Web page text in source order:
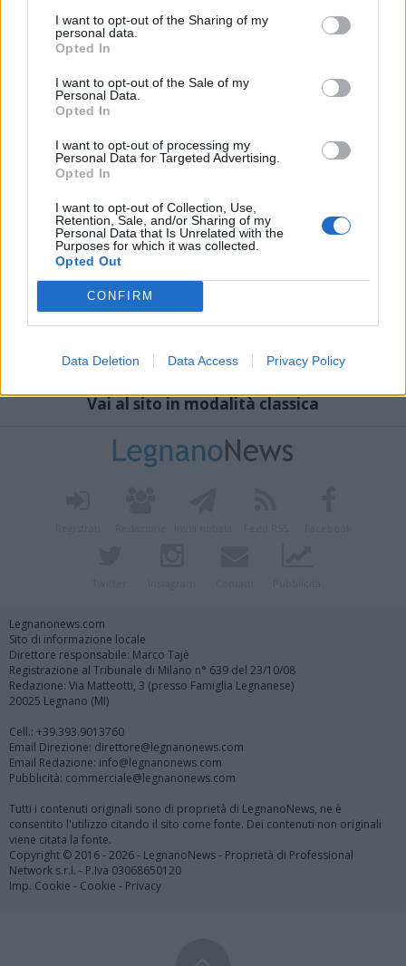
I want to opt-out of the Sharing of my
personal data.
Opted In
I want to opt-out of the Sale of my
Personal Data.
Opted In
I want to opt-out of processing my
Personal Data for Targeted Advertising.
Opted In
I want to opt-out of Collection, Use,
Retention, Sale, and/or Sharing of my
Personal Data that Is Unrelated with the
Purposes for which it was collected.
Opted Out
CONFIRM
Data Deletion Data Access Privacy Policy
di VareseNews.it, che rimane autonoma e indipendente. I messaggi inclusi nei
commenti non sono testi giornalistici, ma post inviati dai singoli lettori che
possono essere automaticamente pubblicati senza filtro preventivo. I commenti
che includano uno o più link a siti esterni verranno rimossi in automatico dal
Vai al sito in modalità classica
Legnanonews.com
Sito di informazione locale
Direttore responsabile: Marco Tajè
Registrazione al Tribunale di Milano n° 639 del 23/10/08
Redazione: Via Matteotti, 3 (presso Famiglia Legnanese)
20025 Legnano (MI)
Cell.: +39.393.9013760
Email Direzione: direttore@legnanonews.com
Email Redazione: info@legnanonews.com
Pubblicità: commerciale@legnanonews.com
Tutti i contenuti originali sono di proprietà di LegnanoNews, ne è
consentito l'utilizzo citando il sito come fonte. Dei contenuti non originali
viene citata la fonte.
Copyright © 2016 - 2026 - LegnanoNews - Proprietà di Professional
Network s.r.l. - P.Iva 03068650120
Imp. Cookie - Cookie - Privacy